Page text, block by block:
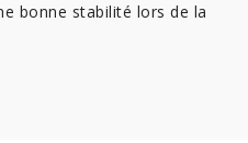
bonne stabilité lors de la